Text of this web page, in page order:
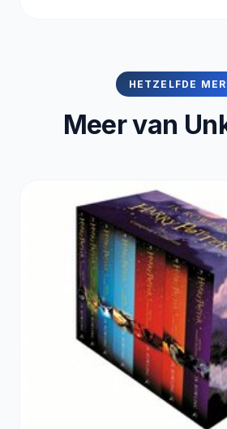
HETZELFDE
Meer van